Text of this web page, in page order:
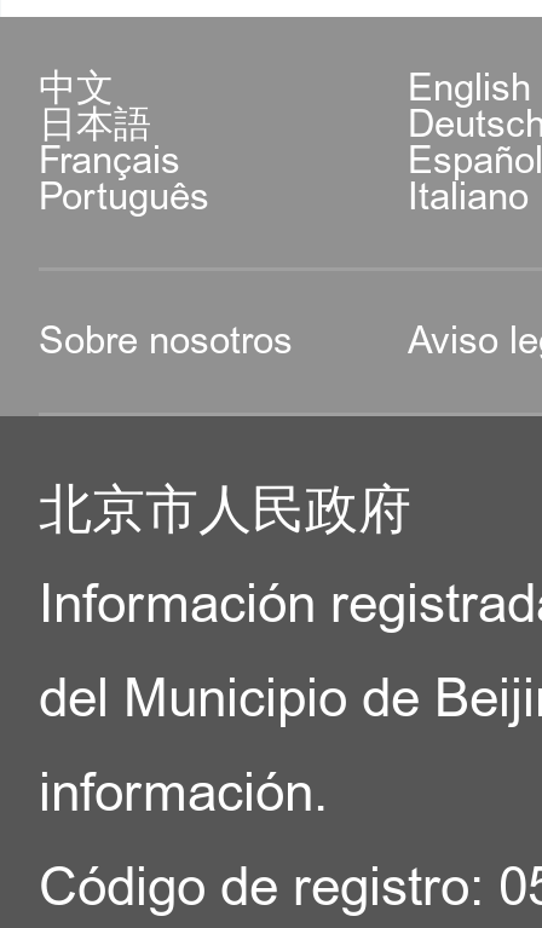
中文 English
日本語
Français
Português Italiano
Sobre nosotros Aviso
北京市人民政府
Información
del Municipio de
información.
Código de registro: